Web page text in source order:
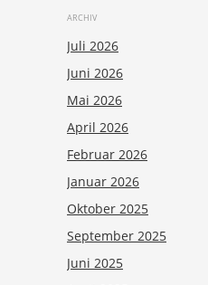
ARCHIV
Juli 2026
Juni 2026
Mai 2026
April 2026
Februar 2026
Januar 2026
Oktober 2025
September 2025
Juni 2025